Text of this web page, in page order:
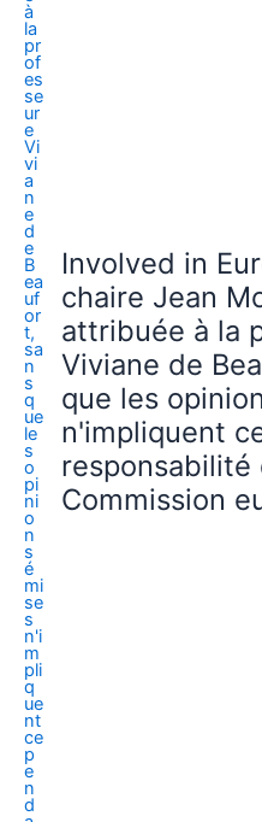
Involved in
chaire Jean
attribuée à la
Viviane de
que les
n'impliquent
responsabilité
Commission